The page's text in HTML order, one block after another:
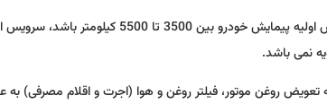
چنانچه در زمان سرویس اولیه
نمی باشد.
تعویض روغن موتور، فیلتر روغن و هوا (اجرت و اقلام مصرفی)